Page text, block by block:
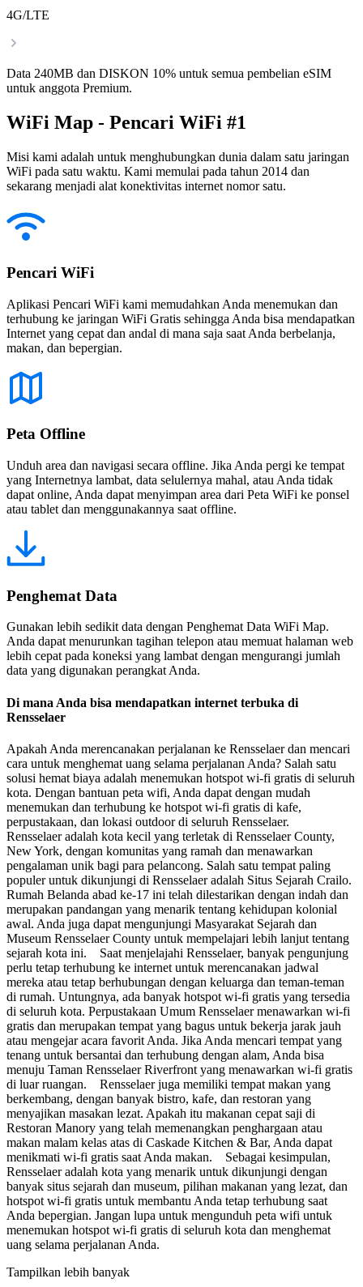
4G/LTE
Data 240MB dan DISKON 10% untuk semua pembelian eSIM
untuk anggota Premium.
WiFi Map - Pencari WiFi #1
Misi kami adalah untuk menghubungkan dunia dalam satu jaringan
WiFi pada satu waktu. Kami memulai pada tahun 2014 dan
sekarang menjadi alat konektivitas internet nomor satu.
Pencari WiFi
Aplikasi Pencari WiFi kami memudahkan Anda menemukan dan
terhubung ke jaringan WiFi Gratis sehingga Anda bisa mendapatkan
Internet yang cepat dan andal di mana saja saat Anda berbelanja,
makan, dan bepergian.
Peta Offline
Unduh area dan navigasi secara offline. Jika Anda pergi ke tempat
yang Internetnya lambat, data selulernya mahal, atau Anda tidak
dapat online, Anda dapat menyimpan area dari Peta WiFi ke ponsel
atau tablet dan menggunakannya saat offline.
Penghemat Data
Gunakan lebih sedikit data dengan Penghemat Data WiFi Map.
Anda dapat menurunkan tagihan telepon atau memuat halaman web
lebih cepat pada koneksi yang lambat dengan mengurangi jumlah
data yang digunakan perangkat Anda.
Di mana Anda bisa mendapatkan internet terbuka di
Rensselaer
Apakah Anda merencanakan perjalanan ke Rensselaer dan mencari
cara untuk menghemat uang selama perjalanan Anda? Salah satu
solusi hemat biaya adalah menemukan hotspot wi-fi gratis di seluruh
kota. Dengan bantuan peta wifi, Anda dapat dengan mudah
menemukan dan terhubung ke hotspot wi-fi gratis di kafe,
perpustakaan, dan lokasi outdoor di seluruh Rensselaer.
Rensselaer adalah kota kecil yang terletak di Rensselaer County,
New York, dengan komunitas yang ramah dan menawarkan
pengalaman unik bagi para pelancong. Salah satu tempat paling
populer untuk dikunjungi di Rensselaer adalah Situs Sejarah Crailo.
Rumah Belanda abad ke-17 ini telah dilestarikan dengan indah dan
merupakan pandangan yang menarik tentang kehidupan kolonial
awal. Anda juga dapat mengunjungi Masyarakat Sejarah dan
Museum Rensselaer County untuk mempelajari lebih lanjut tentang
sejarah kota ini. Saat menjelajahi Rensselaer, banyak pengunjung
perlu tetap terhubung ke internet untuk merencanakan jadwal
mereka atau tetap berhubungan dengan keluarga dan teman-teman
di rumah. Untungnya, ada banyak hotspot wi-fi gratis yang tersedia
di seluruh kota. Perpustakaan Umum Rensselaer menawarkan wi-fi
gratis dan merupakan tempat yang bagus untuk bekerja jarak jauh
atau mengejar acara favorit Anda. Jika Anda mencari tempat yang
tenang untuk bersantai dan terhubung dengan alam, Anda bisa
menuju Taman Rensselaer Riverfront yang menawarkan wi-fi gratis
di luar ruangan. Rensselaer juga memiliki tempat makan yang
berkembang, dengan banyak bistro, kafe, dan restoran yang
menyajikan masakan lezat. Apakah itu makanan cepat saji di
Restoran Manory yang telah memenangkan penghargaan atau
makan malam kelas atas di Caskade Kitchen & Bar, Anda dapat
menikmati wi-fi gratis saat Anda makan. Sebagai kesimpulan,
Rensselaer adalah kota yang menarik untuk dikunjungi dengan
banyak situs sejarah dan museum, pilihan makanan yang lezat, dan
hotspot wi-fi gratis untuk membantu Anda tetap terhubung saat
Anda bepergian. Jangan lupa untuk mengunduh peta wifi untuk
menemukan hotspot wi-fi gratis di seluruh kota dan menghemat
uang selama perjalanan Anda.
Tampilkan lebih banyak